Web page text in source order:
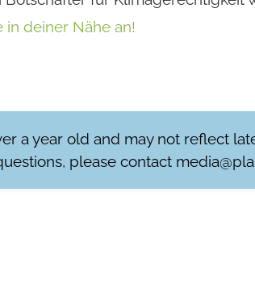
in deiner Nähe an!
a year old and may not reflect
please contact